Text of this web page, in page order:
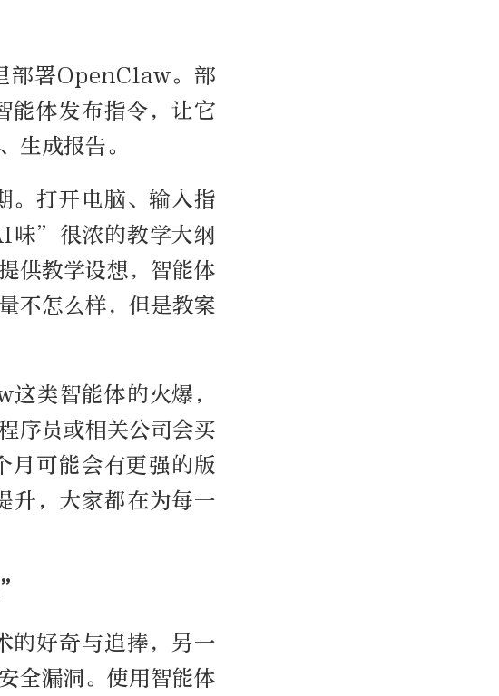
部署OpenClaw。部
体发布指令，让它
生成报告。
。打开电脑、输入指
味”很浓的教学大纲
供教学设想，智能体
不怎么样，但是教案
类智能体的火爆，
序员或相关公司会买
月可能会有更强的版
升，大家都在为每一
的好奇与追捧，另一
全漏洞。使用智能体